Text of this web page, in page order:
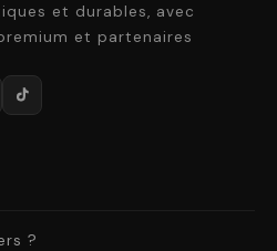
et durables, avec
et partenaires
?